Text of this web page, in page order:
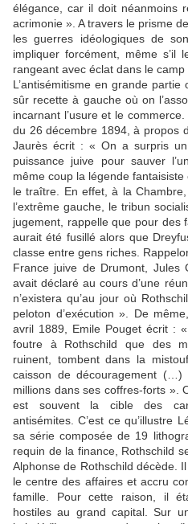
élégance, car il doit néanmoins
acrimonie ». A travers le prisme
les guerres idéologiques de
impliquer forcément, même s’il
rangeant avec éclat dans le camp
L’antisémitisme en grande
sûr recette à gauche où on
incarnant l’usure et le
du 26 décembre 1894, à propos
Jaurès écrit : « On a surpris
puissance juive pour sauver
même coup la légende
le traître. En effet, à la
l’extrême gauche, le tribun
jugement, rappelle que pour des
aurait été fusillé alors que
classe entre gens riches.
France juive de Drumont, Jules
avait déclaré au cours d’une
n’existera qu’au jour où
peloton d’exécution ». De
avril 1889, Emile Pouget écrit :
foutre à Rothschild que des
ruinent, tombent dans la
caisson de découragement (…)
millions dans ses coffres-forts ».
est souvent la cible des
antisémites. C’est ce qu’illustre
sa série composée de 19
requin de la finance, Rothschild
Alphonse de Rothschild décède.
le centre des affaires et accru
famille. Pour cette raison, il
hostiles au grand capital. Sur